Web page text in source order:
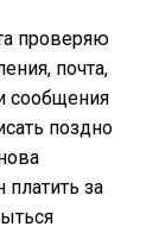
проверяю
почта,
сообщения
поздно
за